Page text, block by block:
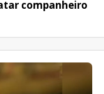
companheiro